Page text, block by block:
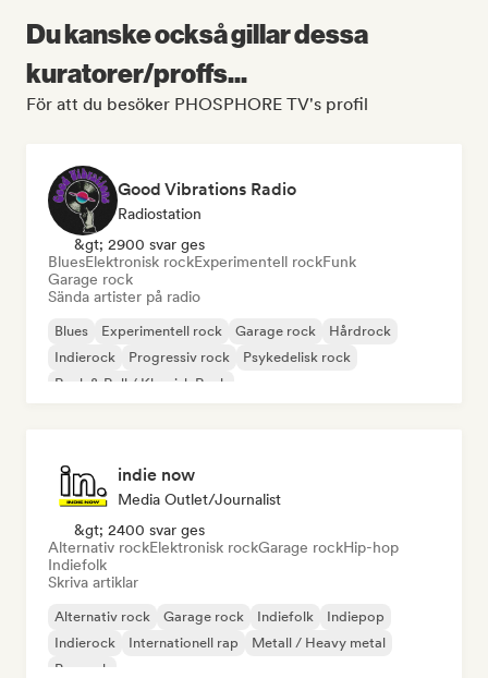
Du kanske också gillar dessa
kuratorer/proffs...
För att du besöker PHOSPHORE TV's profil
Good Vibrations Radio
Radiostation
&gt; 2900 svar ges
BluesElektronisk rockExperimentell rockFunk
Garage rock
Sända artister på radio
Blues Experimentell rock Garage rock
Hårdrock
Indierock
Progressiv rock
Psykedelisk rock
Rock & Roll / Klassisk Rock
indie now
Media Outlet/Journalist
&gt; 2400 svar ges
Alternativ rockElektronisk rockGarage rockHip-hop
Indiefolk
Skriva artiklar
Alternativ rock Garage rock Indiefolk
Indiepop
Indierock
Internationell rap
Metall / Heavy metal
Poprock